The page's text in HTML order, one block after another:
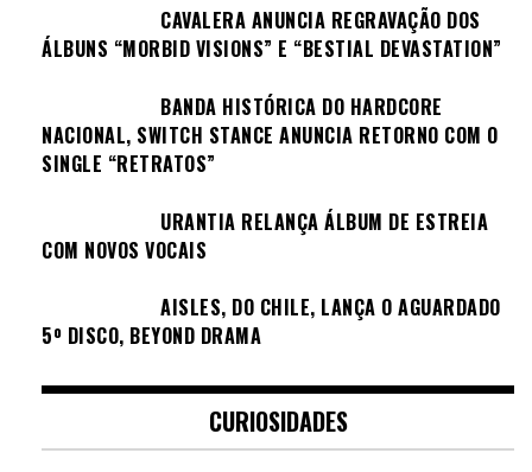
CAVALERA ANUNCIA REGRAVAÇÃO DOS
ÁLBUNS “MORBID VISIONS” E “BESTIAL DEVASTATION”
BANDA HISTÓRICA DO HARDCORE
NACIONAL, SWITCH STANCE ANUNCIA RETORNO COM O
SINGLE “RETRATOS”
URANTIA RELANÇA ÁLBUM DE ESTREIA
COM NOVOS VOCAIS
AISLES, DO CHILE, LANÇA O AGUARDADO
5º DISCO, BEYOND DRAMA
CURIOSIDADES